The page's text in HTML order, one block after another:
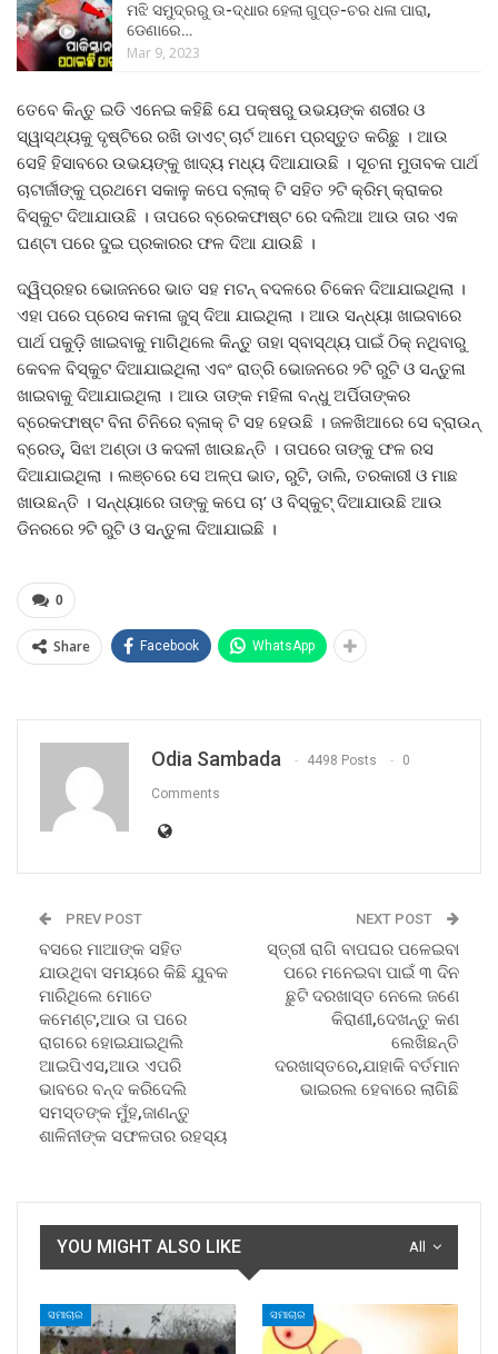
ମଝି ସମୁଦ୍ରରୁ ଉ-ଦ୍ଧାର ହେଲା ଗୁପ୍ତ-ଚର ଧଳା ପାରା,
ଡେଣାରେ…
Mar 9, 2023
ତେବେ କିନ୍ତୁ ଇଡି ଏନେଇ କହିଛି ଯେ ପକ୍ଷରୁ ଉଭୟଙ୍କ ଶରୀର ଓ
ସ୍ୱାସ୍ଥ୍ୟକୁ ଦୃଷ୍ଟିରେ ରଖି ଡାଏଟ୍‌ ଚାର୍ଟ ଆମେ ପ୍ରସ୍ତୁତ କରିଛୁ । ଆଉ
ସେହି ହିସାବରେ ଉଭୟଙ୍କୁ ଖାଦ୍ୟ ମଧ୍ୟ ଦିଆଯାଉଛି । ସୂଚନା ମୁତାବକ ପାର୍ଥ
ଚାଟାର୍ଜୀଙ୍କୁ ପ୍ରଥମେ ସକାଳୁ କପେ ବ୍ଲାକ୍‌ ଟି ସହିତ ୨ଟି କ୍ରିମ୍‌ କ୍ରାକର
ବିସ୍କୁଟ ଦିଆଯାଉଛି । ତାପରେ ବ୍ରେକଫାଷ୍ଟ ରେ ଦଲିଆ ଆଉ ତାର ଏକ
ଘଣ୍ଟା ପରେ ଦୁଇ ପ୍ରକାରର ଫଳ ଦିଆ ଯାଉଛି ।
ଦ୍ୱିପ୍ରହର ଭୋଜନରେ ଭାତ ସହ ମଟନ୍‌ ବଦଳରେ ଚିକେନ ଦିଆଯାଇଥିଲା ।
ଏହା ପରେ ପ୍ରେସ କମଳା ଜୁସ୍ ଦିଆ ଯାଇଥିଲା । ଆଉ ସନ୍ଧ୍ୟା ଖାଇବାରେ
ପାର୍ଥ ପକୁଡ଼ି ଖାଇବାକୁ ମାଗିଥିଲେ କିନ୍ତୁ ତାହା ସ୍ବାସ୍ଥ୍ୟ ପାଇଁ ଠିକ୍ ନଥିବାରୁ
କେବଳ ବିସ୍କୁଟ ଦିଆଯାଇଥିଲା ଏବଂ ରାତ୍ରି ଭୋଜନରେ ୨ଟି ରୁଟି ଓ ସନ୍ତୁଳା
ଖାଇବାକୁ ଦିଆଯାଇଥିଲା । ଆଉ ତାଙ୍କ ମହିଳା ବନ୍ଧୁ ଅର୍ପିତାଙ୍କର
ବ୍ରେକଫାଷ୍ଟ ବିନା ଚିନିରେ ବ୍ଳାକ୍‌ ଟି ସହ ହେଉଛି । ଜଳଖିଆରେ ସେ ବ୍ରାଉନ୍‌
ବ୍ରେଡ୍‌, ସିଝା ଅଣ୍ଡା ଓ କଦଳୀ ଖାଉଛନ୍ତି । ତାପରେ ତାଙ୍କୁ ଫଳ ରସ
ଦିଆଯାଇଥିଲା । ଲଞ୍ଚରେ ସେ ଅଳ୍ପ ଭାତ, ରୁଟି, ଡାଲି, ତରକାରୀ ଓ ମାଛ
ଖାଉଛନ୍ତି । ସନ୍ଧ୍ୟାରେ ତାଙ୍କୁ କପେ ଚା’ ଓ ବିସ୍କୁଟ୍‌ ଦିଆଯାଉଛି ଆଉ
ଡିନରରେ ୨ଟି ରୁଟି ଓ ସନ୍ତୁଳା ଦିଆଯାଇଛି ।
0
Share Facebook WhatsApp
Odia Sambada 4498 Posts 0
Comments
PREV POST
ବସରେ ମାଆଙ୍କ ସହିତ
ଯାଉଥିବା ସମୟରେ କିଛି ଯୁବକ
ମାରିଥିଲେ ମୋତେ
କମେଣ୍ଟ,ଆଉ ତା ପରେ
ରାଗରେ ହୋଇଯାଇଥିଲି
ଆଇପିଏସ,ଆଉ ଏପରି
ଭାବରେ ବନ୍ଦ କରିଦେଲି
ସମସ୍ତଙ୍କ ମୁଁହ,ଜାଣନ୍ତୁ
ଶାଳିନୀଙ୍କ ସଫଳତାର ରହସ୍ୟ
NEXT POST
ସ୍ତ୍ରୀ ରାଗି ବାପଘର ପଳେଇବା
ପରେ ମନେଇବା ପାଇଁ ୩ ଦିନ
ଛୁଟି ଦରଖାସ୍ତ ନେଲେ ଜଣେ
କିରାଣୀ,ଦେଖନ୍ତୁ କଣ
ଲେଖିଛନ୍ତି
ଦରଖାସ୍ତରେ,ଯାହାକି ବର୍ତମାନ
ଭାଇରଲ ହେବାରେ ଲାଗିଛି
All
YOU MIGHT ALSO LIKE
ସମାଚାର ସମାଚାର